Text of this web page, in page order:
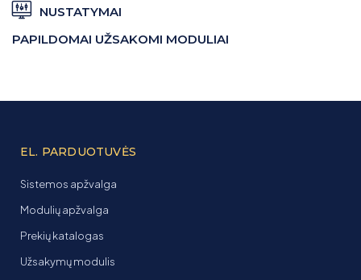
NUSTATYMAI
PAPILDOMAI UŽSAKOMI MODULIAI
EL. PARDUOTUVĖS
Sistemos apžvalga
Modulių apžvalga
Prekių katalogas
Užsakymų modulis